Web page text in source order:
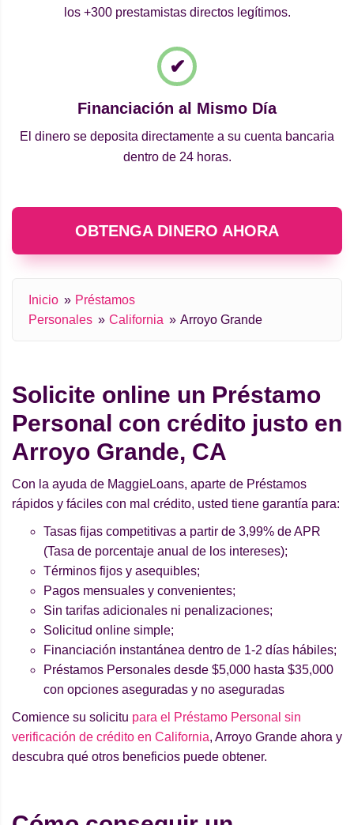
los +300 prestamistas directos legítimos.
Financiación al Mismo Día
El dinero se deposita directamente a su cuenta bancaria
dentro de 24 horas.
OBTENGA DINERO AHORA
Inicio
Préstamos
Personales
California Arroyo Grande
Solicite online un Préstamo
Personal con crédito justo en
Arroyo Grande, CA
Con la ayuda de MaggieLoans, aparte de Préstamos
rápidos y fáciles con mal crédito, usted tiene garantía para:
Tasas fijas competitivas a partir de 3,99% de APR
(Tasa de porcentaje anual de los intereses);
Términos fijos y asequibles;
Pagos mensuales y convenientes;
Sin tarifas adicionales ni penalizaciones;
Solicitud online simple;
Financiación instantánea dentro de 1-2 días hábiles;
Préstamos Personales desde $5,000 hasta $35,000
con opciones aseguradas y no aseguradas
Comience su solicitu para el Préstamo Personal sin
verificación de crédito en California, Arroyo Grande ahora y
descubra qué otros beneficios puede obtener.